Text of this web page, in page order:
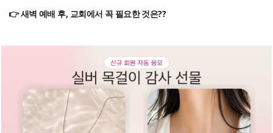
👉 새벽 예배 후, 교회에서 꼭 필요한 것은??